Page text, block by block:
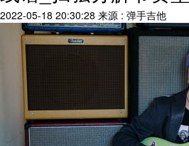
2022-05-18 20:30:28 来源 : 弹手吉他